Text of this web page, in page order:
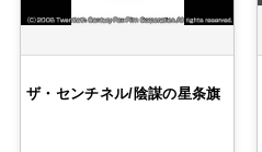
ザ・センチネル/陰謀の星条旗